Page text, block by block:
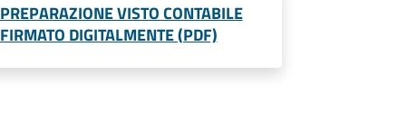
PREPARAZIONE VISTO CONTABILE
FIRMATO DIGITALMENTE (PDF)